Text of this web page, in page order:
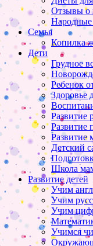
Отзывы о
Народные
Семья
Копилка
Дети
Грудное
Ребенок
Здоровье
Развитие
Развитие
Развитие
Детский
Школа
Развитие детей
Учим
Учим
Учим
Учимся